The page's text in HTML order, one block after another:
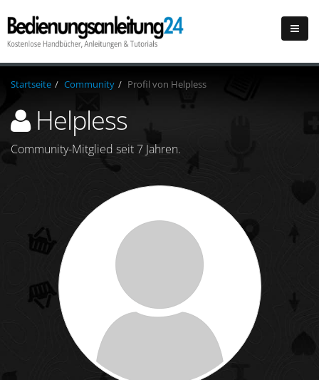
Startseite Community Profil von Helpless
Helpless
Community-Mitglied seit 7 Jahren.